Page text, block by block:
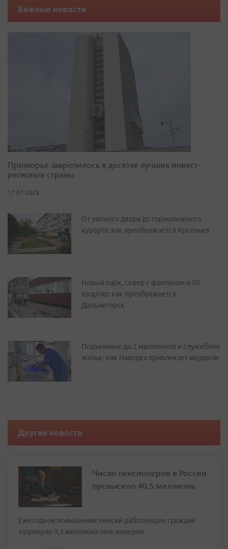
Важные новости
Приморье закрепилось в десятке лучших инвест-
регионов страны
17.07.2026
От уютного двора до горнолыжного
курорта: как преображается Арсеньев
Новый парк, сквер с фонтаном и 50
квартир: как преображается
Дальнегорск
Подъемные до 2 миллионов и служебное
жилье: как Находка привлекает медиков
Другие новости
Число пенсионеров в России
превысило 40,5 миллиона
Ежегодное повышение пенсий работающих граждан
затронуло 9,3 миллиона пенсионеров